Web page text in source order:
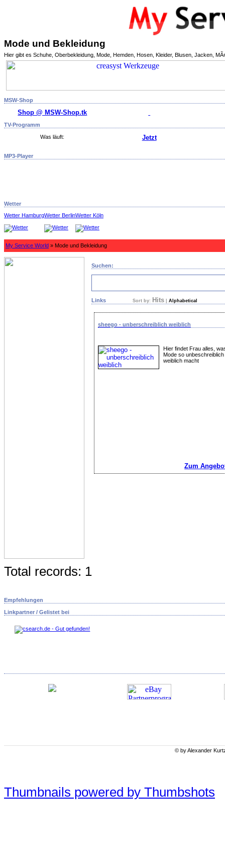
Mode und Bekleidung
Hier gibt es Schuhe, Oberbekleidung, Mode, Hemden, Hosen, Kleider, Blusen, Jacken,
MSW-Shop
Shop @ MSW-Shop.tk
TV-Programm
Was läuft:
Jetzt
MP3-Player
Wetter
Wetter HamburgWetter BerlinWetter Köln
My Service World » Mode und Bekleidung
Suchen:
Links Sort by: Hits| Alphabetical
sheego - unberschreiblich weiblich
Hier findet Frau alles,
Mode so unbeschreiblich
weiblich macht
Zum
Total records: 1
Empfehlungen
Linkpartner / Gelistet bei
© by Alexander
Thumbnails powered by Thumbshots